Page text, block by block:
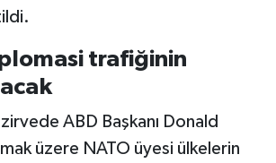
trafiğinin
ABD Başkanı Donald
üzere NATO üyesi ülkelerin